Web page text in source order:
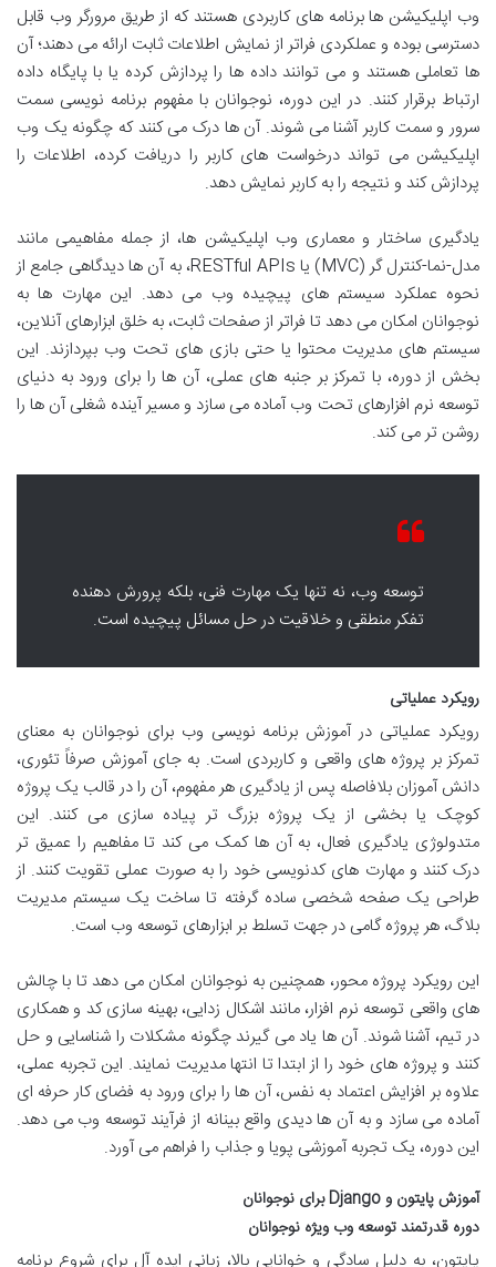
وب اپلیکیشن ها برنامه های کاربردی هستند که از طریق مرورگر وب قابل
دسترسی بوده و عملکردی فراتر از نمایش اطلاعات ثابت ارائه می دهند؛ آن
ها تعاملی هستند و می توانند داده ها را پردازش کرده یا با پایگاه داده
ارتباط برقرار کنند. در این دوره، نوجوانان با مفهوم برنامه نویسی سمت
سرور و سمت کاربر آشنا می شوند. آن ها درک می کنند که چگونه یک وب
اپلیکیشن می تواند درخواست های کاربر را دریافت کرده، اطلاعات را
پردازش کند و نتیجه را به کاربر نمایش دهد.
یادگیری ساختار و معماری وب اپلیکیشن ها، از جمله مفاهیمی مانند
مدل-نما-کنترل گر (MVC) یا RESTful APIs، به آن ها دیدگاهی جامع از
نحوه عملکرد سیستم های پیچیده وب می دهد. این مهارت ها به
نوجوانان امکان می دهد تا فراتر از صفحات ثابت، به خلق ابزارهای آنلاین،
سیستم های مدیریت محتوا یا حتی بازی های تحت وب بپردازند. این
بخش از دوره، با تمرکز بر جنبه های عملی، آن ها را برای ورود به دنیای
توسعه نرم افزارهای تحت وب آماده می سازد و مسیر آینده شغلی آن ها را
روشن تر می کند.
توسعه وب، نه تنها یک مهارت فنی، بلکه پرورش دهنده
تفکر منطقی و خلاقیت در حل مسائل پیچیده است.
رویکرد عملیاتی
رویکرد عملیاتی در آموزش برنامه نویسی وب برای نوجوانان به معنای
تمرکز بر پروژه های واقعی و کاربردی است. به جای آموزش صرفاً تئوری،
دانش آموزان بلافاصله پس از یادگیری هر مفهوم، آن را در قالب یک پروژه
کوچک یا بخشی از یک پروژه بزرگ تر پیاده سازی می کنند. این
متدولوژی یادگیری فعال، به آن ها کمک می کند تا مفاهیم را عمیق تر
درک کنند و مهارت های کدنویسی خود را به صورت عملی تقویت کنند. از
طراحی یک صفحه شخصی ساده گرفته تا ساخت یک سیستم مدیریت
بلاگ، هر پروژه گامی در جهت تسلط بر ابزارهای توسعه وب است.
این رویکرد پروژه محور، همچنین به نوجوانان امکان می دهد تا با چالش
های واقعی توسعه نرم افزار، مانند اشکال زدایی، بهینه سازی کد و همکاری
در تیم، آشنا شوند. آن ها یاد می گیرند چگونه مشکلات را شناسایی و حل
کنند و پروژه های خود را از ابتدا تا انتها مدیریت نمایند. این تجربه عملی،
علاوه بر افزایش اعتماد به نفس، آن ها را برای ورود به فضای کار حرفه ای
آماده می سازد و به آن ها دیدی واقع بینانه از فرآیند توسعه وب می دهد.
این دوره، یک تجربه آموزشی پویا و جذاب را فراهم می آورد.
آموزش پایتون و Django برای نوجوانان
دوره قدرتمند توسعه وب ویژه نوجوانان
پایتون، به دلیل سادگی و خوانایی بالا، زبانی ایده آل برای شروع برنامه